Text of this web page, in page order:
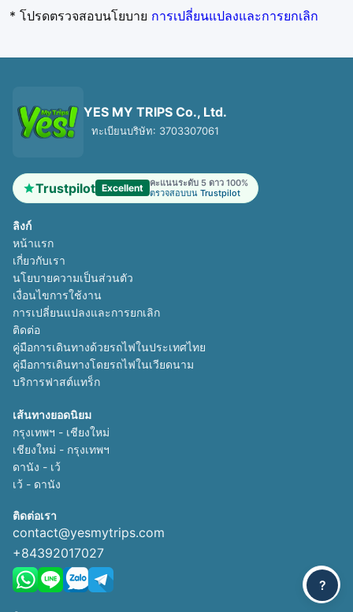
?
* โปรดตรวจสอบนโยบาย การเปลี่ยนแปลงและการยกเลิก
YES MY TRIPS Co., Ltd.
ทะเบียนบริษัท: 3703307061
Trustpilot Excellent
คะแนนระดับ 5 ดาว 100%
ตรวจสอบบน Trustpilot
ลิงก์
หน้าแรก
เกี่ยวกับเรา
นโยบายความเป็นส่วนตัว
เงื่อนไขการใช้งาน
การเปลี่ยนแปลงและการยกเลิก
ติดต่อ
คู่มือการเดินทางด้วยรถไฟในประเทศไทย
คู่มือการเดินทางโดยรถไฟในเวียดนาม
บริการฟาสต์แทร็ก
เส้นทางยอดนิยม
กรุงเทพฯ - เชียงใหม่
เชียงใหม่ - กรุงเทพฯ
ดานัง - เว้
เว้ - ดานัง
ติดต่อเรา
contact@yesmytrips.com
+84392017027